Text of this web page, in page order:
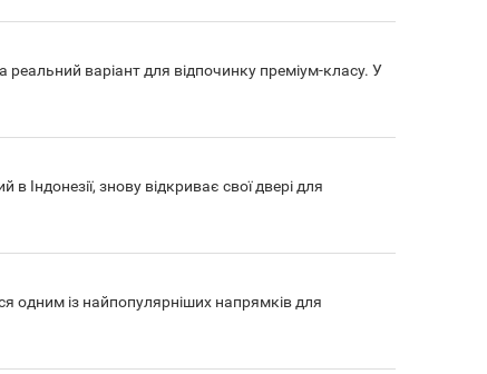
варіант для відпочинку преміум-класу. У
Індонезії, знову відкриває свої двері для
одним із найпопулярніших напрямків для